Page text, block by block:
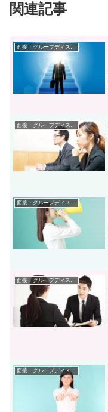
関連記事
面接・グループディスカッション
面接・グループディスカッション
面接・グループディスカッション
面接・グループディスカッション